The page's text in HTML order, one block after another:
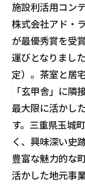
施設利活用コン
株式会社アド・
が最優秀賞を受
運びとなりまし
定）。茶室と居
「玄甲舎」に隣
最大限に活かし
す。三重県玉城
く、興味深い史
豊富な魅力的な
活かした地元事